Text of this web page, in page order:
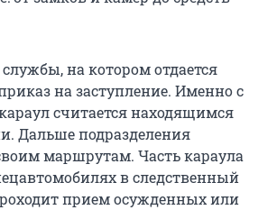
на котором отдается
на заступление. Именно с
считается находящимся
Дальше подразделения
маршрутам. Часть караула
в следственный
прием осужденных или